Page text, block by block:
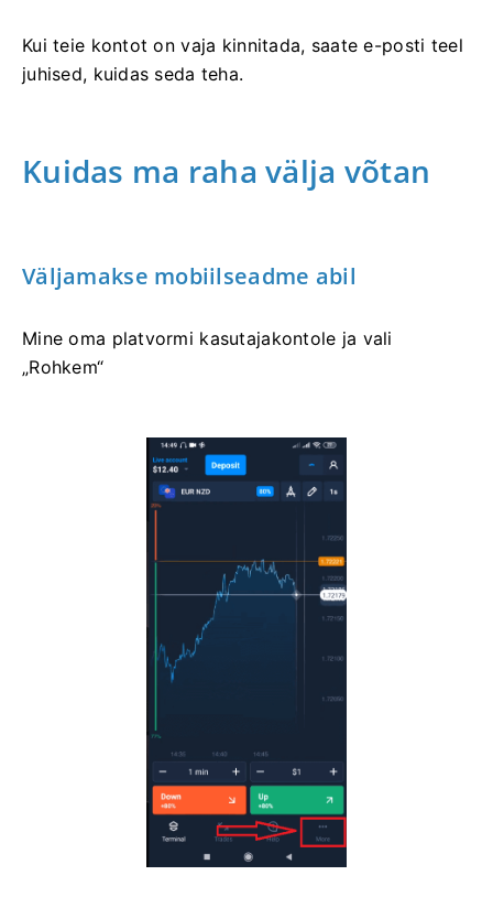
Kui teie kontot on vaja kinnitada, saate e-posti teel
juhised, kuidas seda teha.
Kuidas ma raha välja võtan
Väljamakse mobiilseadme abil
Mine oma platvormi kasutajakontole ja vali
„Rohkem“